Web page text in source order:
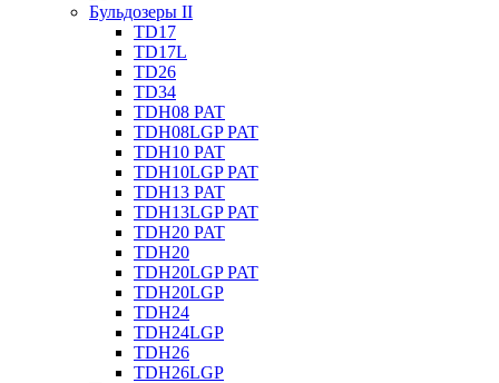
Бульдозеры II
TD17
TD17L
TD26
TD34
TDH08 PAT
TDH08LGP PAT
TDH10 PAT
TDH10LGP PAT
TDH13 PAT
TDH13LGP PAT
TDH20 PAT
TDH20
TDH20LGP PAT
TDH20LGP
TDH24
TDH24LGP
TDH26
TDH26LGP